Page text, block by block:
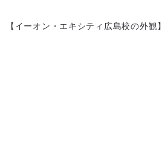
【イーオン・エキシティ広島校の外観】